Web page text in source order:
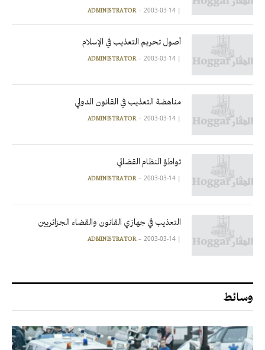
|
ADMINISTRATOR 2003-03-14
أصول تحريم التعذيب في الإسلام
|
ADMINISTRATOR 2003-03-14
مناهضة التعذيب في القانون الدولي
|
ADMINISTRATOR 2003-03-14
تواطؤ النظام القضائي
|
ADMINISTRATOR 2003-03-14
التعذيب في جهازي القانون والقضاء الجزائريين
|
ADMINISTRATOR 2003-03-14
وسائط